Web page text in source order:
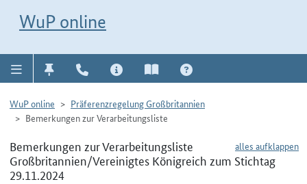
WuP online
WuP online
Präferenzregelung Großbritannien
Bemerkungen zur Verarbeitungsliste
alles aufklappen
Bemerkungen zur Verarbeitungsliste
Großbritannien/Vereinigtes Königreich zum Stichtag
29.11.2024